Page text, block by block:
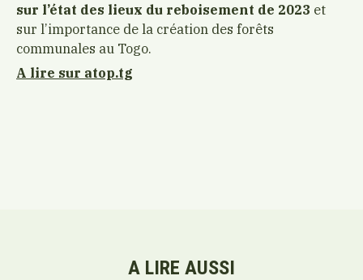
sur l’état des lieux du reboisement de 2023 et
sur l’importance de la création des forêts
communales au Togo.
A lire sur atop.tg
A LIRE AUSSI